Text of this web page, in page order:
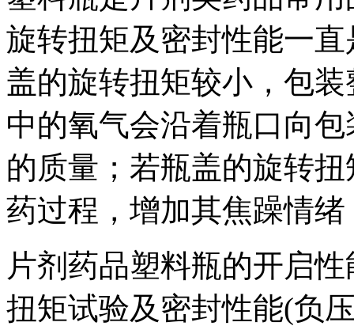
旋转扭矩及密封性能一
盖的旋转扭矩较小，包
中的氧气会沿着瓶口向
的质量；若瓶盖的旋转
药过程，增加其焦躁情
片剂药品塑料瓶的开启
扭矩试验及密封性能(负